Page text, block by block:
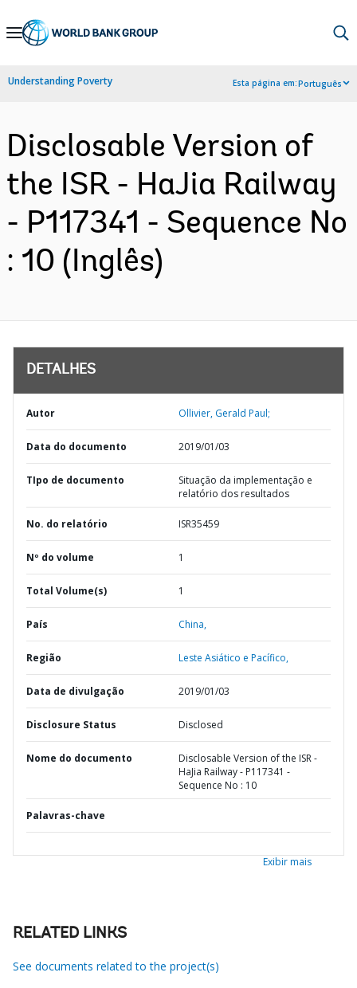
Skip
Navigation
Understanding Poverty Esta página em:Português
Disclosable Version of
the ISR - HaJia Railway
- P117341 - Sequence No
: 10 (Inglês)
DETALHES
Autor Ollivier, Gerald Paul;
Data do documento 2019/01/03
TIpo de documento
Situação da implementação e
relatório dos resultados
No. do relatório ISR35459
Nº do volume 1
Total Volume(s) 1
País China,
Região Leste Asiático e Pacífico,
Data de divulgação 2019/01/03
Disclosure Status Disclosed
Nome do documento
Disclosable Version of the ISR -
HaJia Railway - P117341 -
Sequence No : 10
Palavras-chave
Exibir mais
RELATED LINKS
See documents related to the project(s)